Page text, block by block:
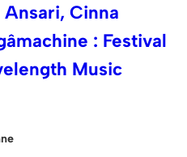
Cinna
: Festival
Music